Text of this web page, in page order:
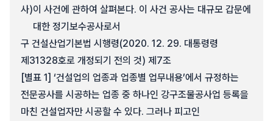
사)이 사건에 관하여 살펴본다. 이 사건 공사는 대규모 갑문에
대한 정기보수공사로서
구 건설산업기본법 시행령(2020. 12. 29. 대통령령
제31328호로 개정되기 전의 것) 제7조
[별표 1] ‘건설업의 업종과 업종별 업무내용’에서 규정하는
전문공사를 시공하는 업종 중 하나인 강구조물공사업 등록을
마친 건설업자만 시공할 수 있다. 그러나 피고인